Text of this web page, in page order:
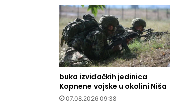
buka izviđačkih jedinica
Kopnene vojske u okolini Niša
07.08.2026 09:38